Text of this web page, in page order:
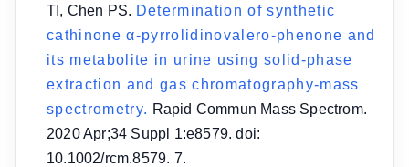
TI, Chen PS. Determination of synthetic
cathinone α-pyrrolidinovalero-phenone and
its metabolite in urine using solid-phase
extraction and gas chromatography-mass
spectrometry. Rapid Commun Mass Spectrom.
2020 Apr;34 Suppl 1:e8579. doi:
10.1002/rcm.8579. 7.